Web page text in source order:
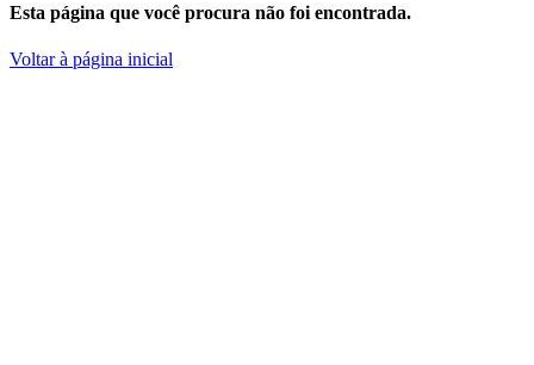
Esta página que você procura não foi encontrada.
Voltar à página inicial